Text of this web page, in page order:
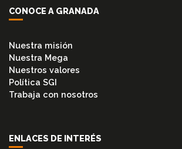
CONOCE A GRANADA
Nuestra misión
Nuestra Mega
Nuestros valores
Política SGI
Trabaja con nosotros
ENLACES DE INTERÉS